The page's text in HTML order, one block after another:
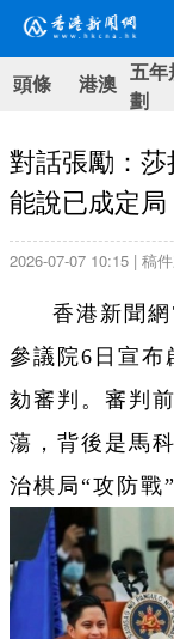
頭條 港澳 五年
劃
對話張勵：
能說已成定局
2026-07-07 10:15 | 稿
香港新聞
參議院6日宣布
劾審判。審判
蕩，背後是馬
治棋局“攻防戰”